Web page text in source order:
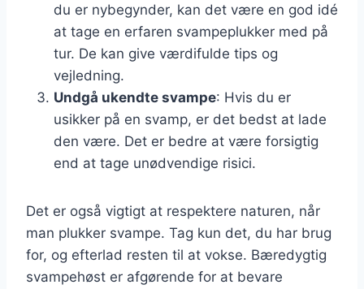
du er nybegynder, kan det være en god idé
at tage en erfaren svampeplukker med på
tur. De kan give værdifulde tips og
vejledning.
Undgå ukendte svampe: Hvis du er
usikker på en svamp, er det bedst at lade
den være. Det er bedre at være forsigtig
end at tage unødvendige risici.
Det er også vigtigt at respektere naturen, når
man plukker svampe. Tag kun det, du har brug
for, og efterlad resten til at vokse. Bæredygtig
svampehøst er afgørende for at bevare